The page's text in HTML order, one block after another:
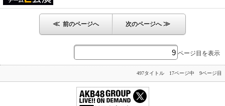
≪ 前のページへ 次のページへ≫
ページ目を表示
497タイトル 17ページ中 9ページ目